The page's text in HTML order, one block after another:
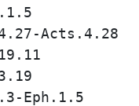
Acts.4.28
Eph.1.5